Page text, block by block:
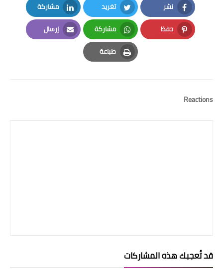
نشر
Facebook
تغريد
Twitter
مشاركة
LinkedIn
حفظ
Pinterest
مشاركة
Whatsapp
إرسال
Email
طباعة
Print
Reactions
قد تُعجبك هذه المشاركات